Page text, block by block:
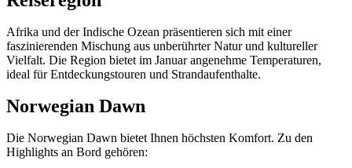
Afrika und der Indische Ozean präsentieren sich mit einer
faszinierenden Mischung aus unberührter Natur und kultureller
Vielfalt. Die Region bietet im Januar angenehme Temperaturen,
ideal für Entdeckungstouren und Strandaufenthalte.
Norwegian Dawn
Die Norwegian Dawn bietet Ihnen höchsten Komfort. Zu den
Highlights an Bord gehören: